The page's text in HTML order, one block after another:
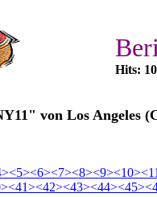
Hits:
von Los Angeles
<5><6><7><8><9><10>
<41><42><43><44><45>